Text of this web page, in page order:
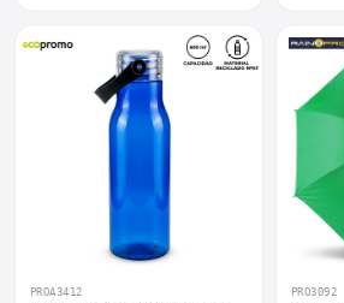
PROA3412 PRO3092